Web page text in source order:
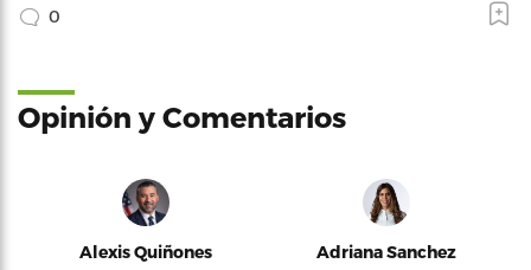
0
Opinión y Comentarios
Alexis Quiñones Adriana Sanchez